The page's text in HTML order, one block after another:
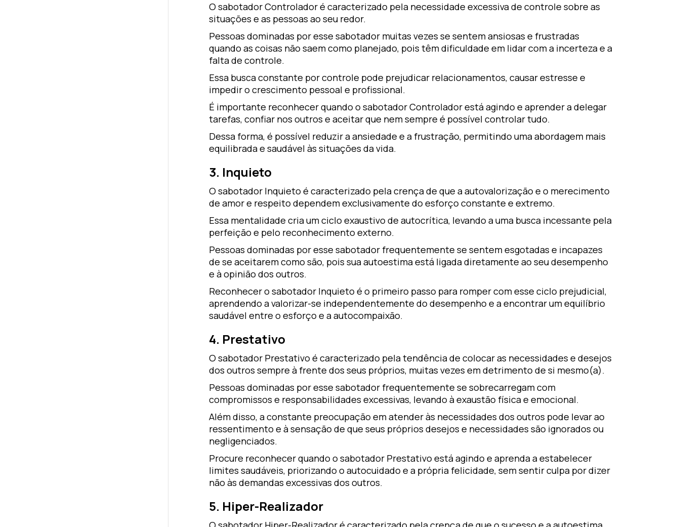
O sabotador Controlador é caracterizado pela necessidade excessiva de controle sobre as
situações e as pessoas ao seu redor.
Pessoas dominadas por esse sabotador muitas vezes se sentem ansiosas e frustradas
quando as coisas não saem como planejado, pois têm dificuldade em lidar com a incerteza e a
falta de controle.
Essa busca constante por controle pode prejudicar relacionamentos, causar estresse e
impedir o crescimento pessoal e profissional.
É importante reconhecer quando o sabotador Controlador está agindo e aprender a delegar
tarefas, confiar nos outros e aceitar que nem sempre é possível controlar tudo.
Dessa forma, é possível reduzir a ansiedade e a frustração, permitindo uma abordagem mais
equilibrada e saudável às situações da vida.
3. Inquieto
O sabotador Inquieto é caracterizado pela crença de que a autovalorização e o merecimento
de amor e respeito dependem exclusivamente do esforço constante e extremo.
Essa mentalidade cria um ciclo exaustivo de autocrítica, levando a uma busca incessante pela
perfeição e pelo reconhecimento externo.
Pessoas dominadas por esse sabotador frequentemente se sentem esgotadas e incapazes
de se aceitarem como são, pois sua autoestima está ligada diretamente ao seu desempenho
e à opinião dos outros.
Reconhecer o sabotador Inquieto é o primeiro passo para romper com esse ciclo prejudicial,
aprendendo a valorizar-se independentemente do desempenho e a encontrar um equilíbrio
saudável entre o esforço e a autocompaixão.
4. Prestativo
O sabotador Prestativo é caracterizado pela tendência de colocar as necessidades e desejos
dos outros sempre à frente dos seus próprios, muitas vezes em detrimento de si mesmo(a).
Pessoas dominadas por esse sabotador frequentemente se sobrecarregam com
compromissos e responsabilidades excessivas, levando à exaustão física e emocional.
Além disso, a constante preocupação em atender às necessidades dos outros pode levar ao
ressentimento e à sensação de que seus próprios desejos e necessidades são ignorados ou
negligenciados.
Procure reconhecer quando o sabotador Prestativo está agindo e aprenda a estabelecer
limites saudáveis, priorizando o autocuidado e a própria felicidade, sem sentir culpa por dizer
não às demandas excessivas dos outros.
5. Hiper-Realizador